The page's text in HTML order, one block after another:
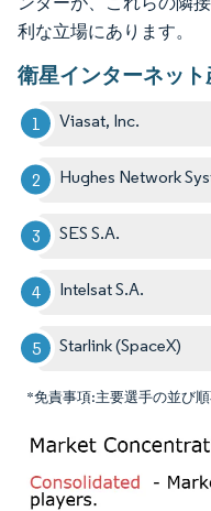
利な立場にあります。
衛星インターネッ
Viasat, Inc.
Hughes Network
SES S.A.
Intelsat S.A.
Starlink (SpaceX)
*免責事項:主要選手の並び順